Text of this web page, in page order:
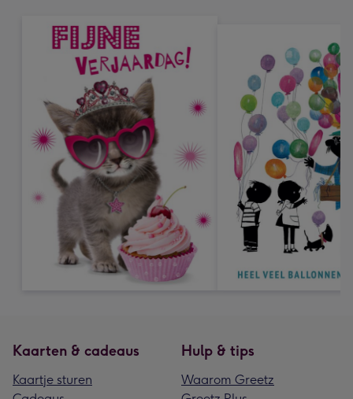
Kaarten & cadeaus
Kaartje sturen
Hulp & tips
Waarom Greetz